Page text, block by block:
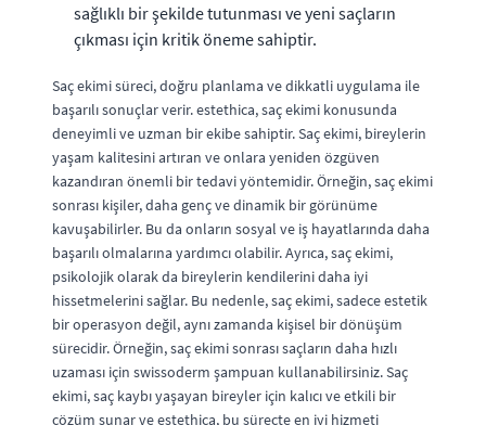
sağlıklı bir şekilde tutunması ve yeni saçların
çıkması için kritik öneme sahiptir.
Saç ekimi süreci, doğru planlama ve dikkatli uygulama ile
başarılı sonuçlar verir. estethica, saç ekimi konusunda
deneyimli ve uzman bir ekibe sahiptir. Saç ekimi, bireylerin
yaşam kalitesini artıran ve onlara yeniden özgüven
kazandıran önemli bir tedavi yöntemidir. Örneğin, saç ekimi
sonrası kişiler, daha genç ve dinamik bir görünüme
kavuşabilirler. Bu da onların sosyal ve iş hayatlarında daha
başarılı olmalarına yardımcı olabilir. Ayrıca, saç ekimi,
psikolojik olarak da bireylerin kendilerini daha iyi
hissetmelerini sağlar. Bu nedenle, saç ekimi, sadece estetik
bir operasyon değil, aynı zamanda kişisel bir dönüşüm
sürecidir. Örneğin, saç ekimi sonrası saçların daha hızlı
uzaması için swissoderm şampuan kullanabilirsiniz. Saç
ekimi, saç kaybı yaşayan bireyler için kalıcı ve etkili bir
çözüm sunar ve estethica, bu süreçte en iyi hizmeti